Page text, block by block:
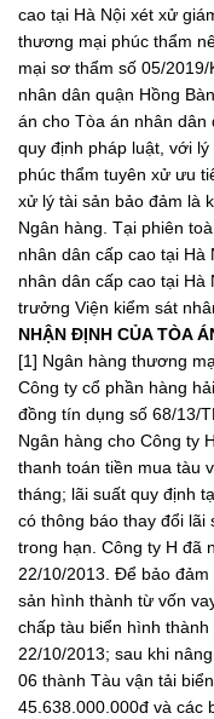
cao tại Hà Nội xét xử
thương mại phúc thẩm
mại sơ thẩm số 05/
nhân dân quận Hồng
án cho Tòa án nhân
quy định pháp luật, với
phúc thẩm tuyên xử ưu
xử lý tài sản bảo đảm là
Ngân hàng. Tại phiên
nhân dân cấp cao tại Hà
nhân dân cấp cao tại Hà
trưởng Viện kiểm sát
NHẬN ĐỊNH CỦA TÒA
[1] Ngân hàng thương
Công ty cổ phần hàng
đồng tín dụng số 68/13/
Ngân hàng cho Công ty
thanh toán tiền mua tàu
tháng; lãi suất quy định
có thông báo thay đổi lãi
trong hạn. Công ty H đã
22/10/2013. Để bảo
sản hình thành từ vốn
chấp tàu biển hình
22/10/2013; sau khi
06 thành Tàu vận tải
45.638.000.000đ và các